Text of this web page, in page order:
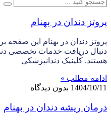
پروتز دندان در بهنام
پروتز دندان در بهنام این
دنبال دریافت خدمات تخصصی
هستند. کلینیک دندانپزشکی
ادامه مطلب »
1404/10/11 بدون دیدگاه
درمان ریشه دندان در بهنام